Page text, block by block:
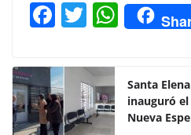
F
c
e
b
T
itt
er
W
h
s
A
Santa
inauguró
Nueva